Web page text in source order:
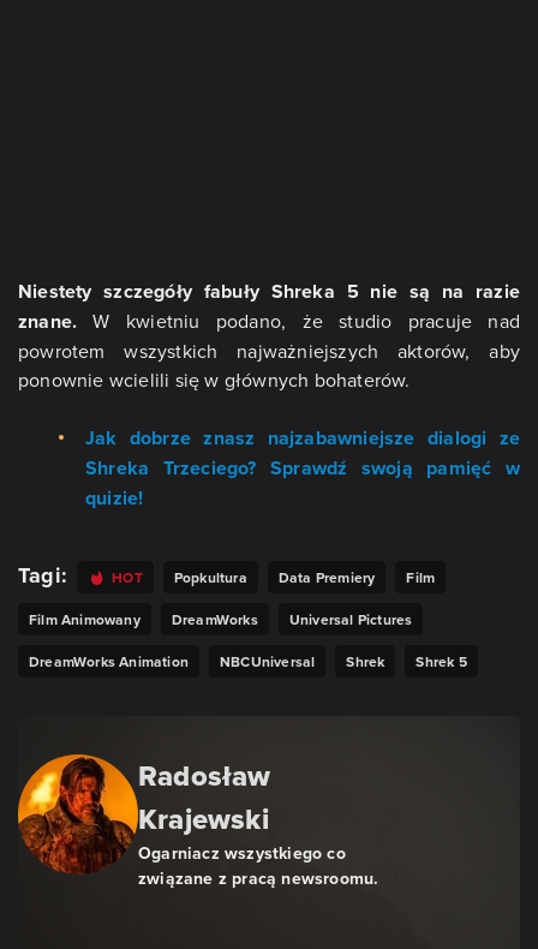
Niestety szczegóły fabuły Shreka 5 nie są na razie
znane. W kwietniu podano, że studio pracuje nad
powrotem wszystkich najważniejszych aktorów, aby
ponownie wcielili się w głównych bohaterów.
Jak dobrze znasz najzabawniejsze dialogi ze
Shreka Trzeciego? Sprawdź swoją pamięć w
quizie!
Tagi: HOT Popkultura Data Premiery
Film
Film Animowany
DreamWorks
Universal Pictures
DreamWorks Animation
NBCUniversal Shrek Shrek 5
Radosław
Krajewski
Ogarniacz wszystkiego co
związane z pracą newsroomu.